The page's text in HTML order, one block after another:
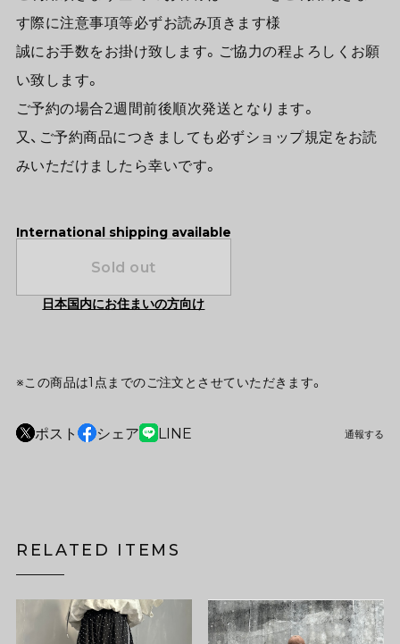
す際に注意事項等必ずお読み頂きます様
誠にお手数をお掛け致します。ご協力の程よろしくお願
い致します。
ご予約の場合2週間前後順次発送となります。
又、ご予約商品につきましても必ずショップ規定をお読
みいただけましたら幸いです。
International shipping available
Sold out
日本国内にお住まいの方向け
※この商品は1点までのご注文とさせていただきます。
ポスト シェア LINE 通報する
RELATED ITEMS